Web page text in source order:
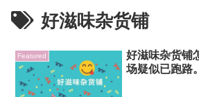
好滋味杂货铺
Featured
好滋味杂货铺
场疑似已跑路。